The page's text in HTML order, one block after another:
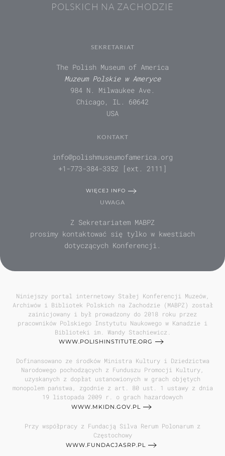
POLSKICH NA ZACHODZIE
SEKRETARIAT
The Polish Museum of America
Muzeum Polskie w Ameryce
984 N. Milwaukee Ave.
Chicago, IL. 60642
USA
KONTAKT
info@polishmuseumofamerica.org
+1-773-384-3352 [ext. 2111]
WIĘCEJ INFO
UWAGA
Z Sekretariatem MABPZ
prosimy kontaktować się tylko w kwestiach
dotyczących Konferencji.
Niniejszy portal internetowy Stałej Konferencji Muzeów,
Archiwów i Bibliotek Polskich na Zachodzie (MABPZ) został
zainicjowany i był prowadzony do 2018 roku przez
pracowników Polskiego Instytutu Naukowego w Kanadzie i
Biblioteki im. Wandy Stachiewicz.
WWW.POLISHINSTITUTE.ORG
Dofinansowano ze środków Ministra Kultury i Dziedzictwa
Narodowego pochodzących z Funduszu Promocji Kultury,
uzyskanych z dopłat ustanowionych w grach objętych
monopolem państwa, zgodnie z art. 80 ust. 1 ustawy z dnia
19 listopada 2009 r. o grach hazardowych
WWW.MKIDN.GOV.PL
Przy współpracy z Fundacją Silva Rerum Polonarum z
Częstochowy
WWW.FUNDACJASRP.PL